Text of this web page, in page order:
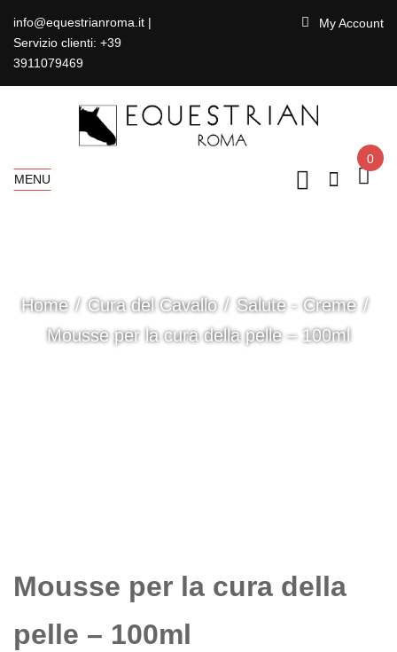
info@equestrianroma.it |
Servizio clienti: +39
3911079469
My Account
MENU
0
Home Cura del Cavallo
Salute - Creme
Mousse per la cura della pelle – 100ml
Mousse per la cura della
pelle – 100ml